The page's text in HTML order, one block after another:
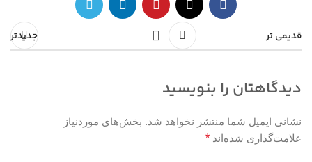
جدیدتر قدیمی تر
دیدگاهتان را بنویسید
نشانی ایمیل شما منتشر نخواهد شد. بخش‌های موردنیاز
علامت‌گذاری شده‌اند *